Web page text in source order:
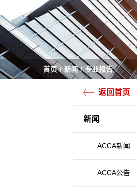
首页 新闻 专业报告
返回首页
新闻
ACCA新闻
ACCA公告